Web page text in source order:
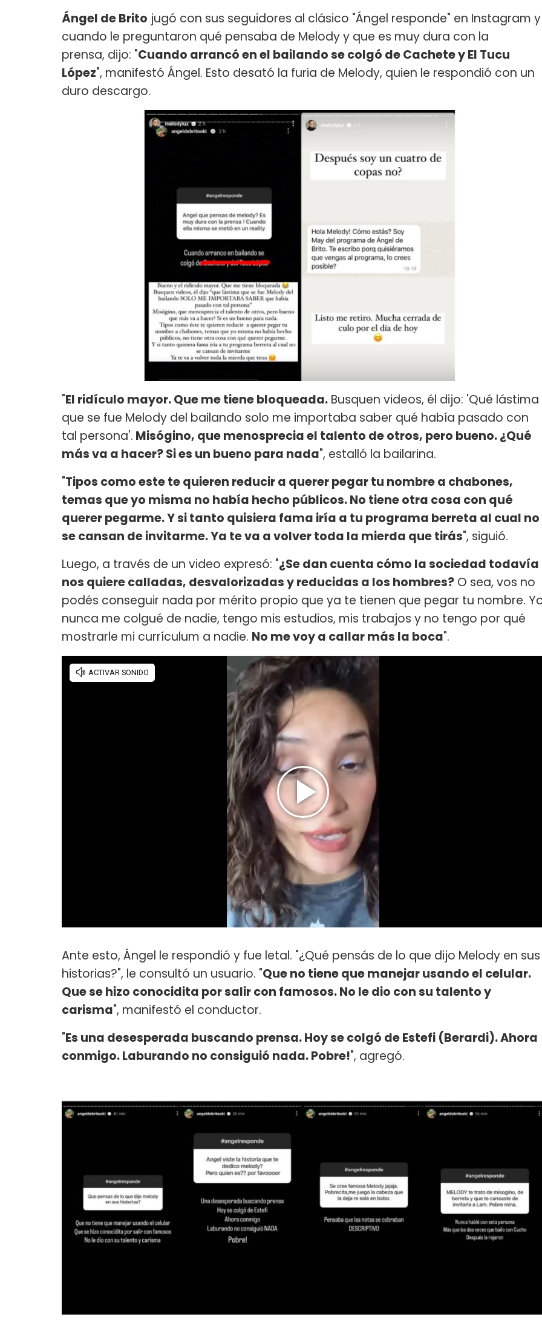
Ángel de Brito jugó con sus seguidores al clásico "Ángel responde" en Instagram y
cuando le preguntaron qué pensaba de Melody y que es muy dura con la
prensa, dijo: "Cuando arrancó en el bailando se colgó de Cachete y El Tucu
López", manifestó Ángel. Esto desató la furia de Melody, quien le respondió con un
duro descargo.
"El ridículo mayor. Que me tiene bloqueada. Busquen videos, él dijo: 'Qué lástima
que se fue Melody del bailando solo me importaba saber qué había pasado con
tal persona'. Misógino, que menosprecia el talento de otros, pero bueno. ¿Qué
más va a hacer? Si es un bueno para nada", estalló la bailarina.
"Tipos como este te quieren reducir a querer pegar tu nombre a chabones,
temas que yo misma no había hecho públicos. No tiene otra cosa con qué
querer pegarme. Y si tanto quisiera fama iría a tu programa berreta al cual no
se cansan de invitarme. Ya te va a volver toda la mierda que tirás", siguió.
Luego, a través de un video expresó: "¿Se dan cuenta cómo la sociedad todavía
nos quiere calladas, desvalorizadas y reducidas a los hombres? O sea, vos no
podés conseguir nada por mérito propio que ya te tienen que pegar tu nombre.
nunca me colgué de nadie, tengo mis estudios, mis trabajos y no tengo por qué
mostrarle mi currículum a nadie. No me voy a callar más la boca".
Ante esto, Ángel le respondió y fue letal. "¿Qué pensás de lo que dijo Melody en sus
historias?", le consultó un usuario. "Que no tiene que manejar usando el celular.
Que se hizo conocidita por salir con famosos. No le dio con su talento y
carisma", manifestó el conductor.
"Es una desesperada buscando prensa. Hoy se colgó de Estefi (Berardi). Ahora
conmigo. Laburando no consiguió nada. Pobre!", agregó.